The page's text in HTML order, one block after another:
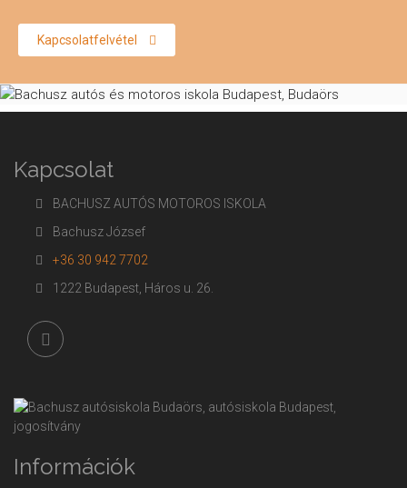
Kapcsolatfelvétel
Kapcsolat
BACHUSZ AUTÓS MOTOROS ISKOLA
Bachusz József
+36 30 942 7702
1222 Budapest, Háros u. 26.
Információk